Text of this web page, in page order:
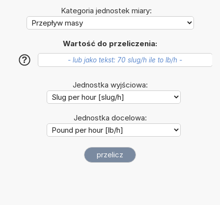
Kategoria jednostek miary:
Wartość do przeliczenia:
?
Jednostka wyjściowa:
Jednostka docelowa: